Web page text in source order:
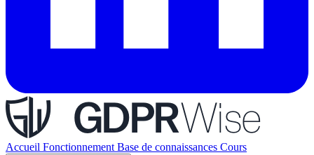
Accueil Fonctionnement Base de connaissances Cours